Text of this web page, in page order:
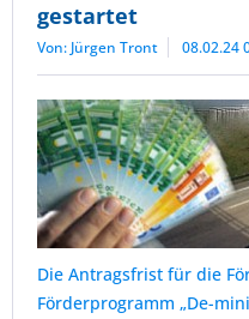
gestartet
Von: Jürgen Tront 08.02.24
Die Antragsfrist für die
Förderprogramm „De-